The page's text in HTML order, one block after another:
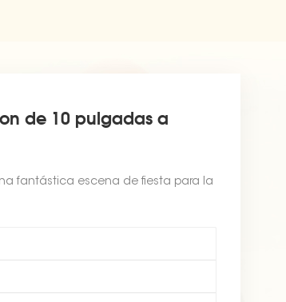
de 10 pulgadas a
fantástica escena de fiesta para la